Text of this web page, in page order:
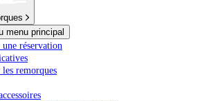
menu principal
réservation
remorques